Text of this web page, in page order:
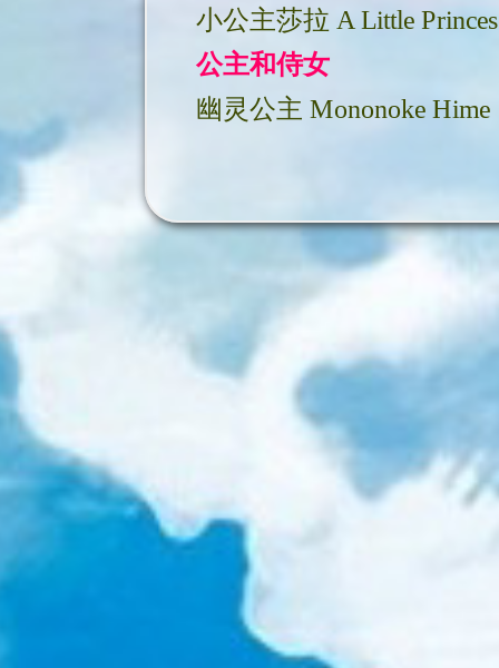
公主和侍女
幽灵公主 Mononoke Hime